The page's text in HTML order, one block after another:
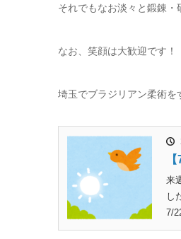
それでもなお淡々と鍛錬・
なお、笑顔は大歓迎です！
埼玉でブラジリアン柔術を
来
し
7/